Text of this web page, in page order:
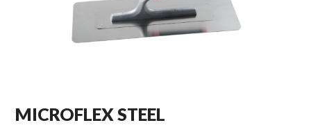
MICROFLEX STEEL